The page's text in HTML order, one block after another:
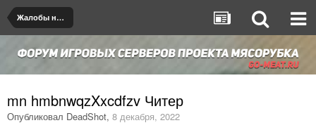
Жалобы на игроков/админов
mn hmbnwqzXxcdfzv Читер
Опубликовал DeadShot, 8 декабря, 2022